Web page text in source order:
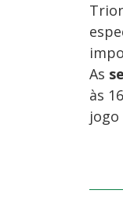
As
às
jogo